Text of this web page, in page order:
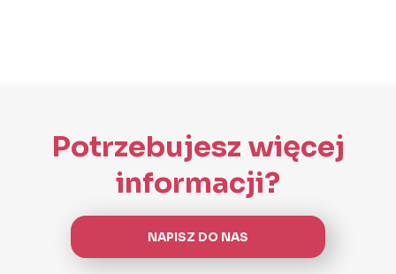
Potrzebujesz więcej
informacji?
NAPISZ DO NAS